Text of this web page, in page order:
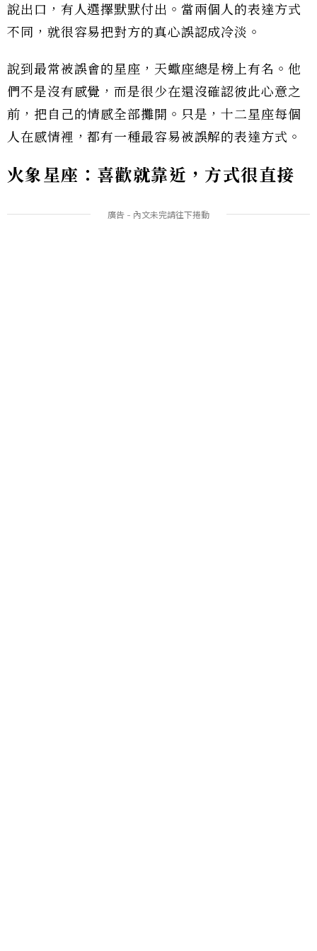
說出口，有人選擇默默付出。當兩個人的表達方式
不同，就很容易把對方的真心誤認成冷淡。
說到最常被誤會的星座，天蠍座總是榜上有名。他
們不是沒有感覺，而是很少在還沒確認彼此心意之
前，把自己的情感全部攤開。只是，十二星座每個
人在感情裡，都有一種最容易被誤解的表達方式。
火象星座：喜歡就靠近，方式很直接